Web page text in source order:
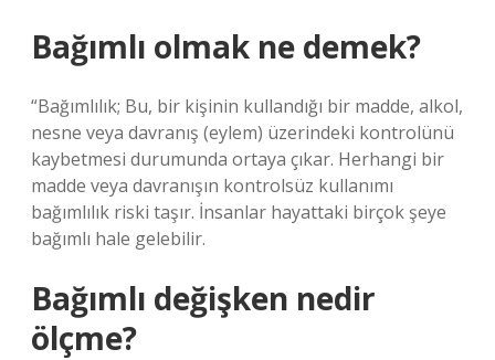
Bağımlı olmak ne demek?
“Bağımlılık; Bu, bir kişinin kullandığı bir madde, alkol,
nesne veya davranış (eylem) üzerindeki kontrolünü
kaybetmesi durumunda ortaya çıkar. Herhangi bir
madde veya davranışın kontrolsüz kullanımı
bağımlılık riski taşır. İnsanlar hayattaki birçok şeye
bağımlı hale gelebilir.
Bağımlı değişken nedir
ölçme?